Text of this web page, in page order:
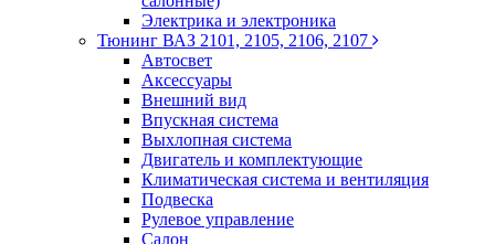
Электрика и электроника
Тюнинг ВАЗ 2101, 2105, 2106, 2107
Автосвет
Аксессуары
Внешний вид
Впускная система
Выхлопная система
Двигатель и комплектующие
Климатическая система и вентиляция
Подвеска
Рулевое управление
Салон